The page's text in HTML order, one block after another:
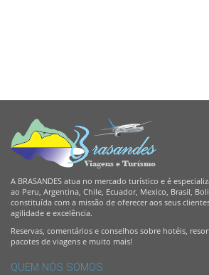
A BRASANDES atua no mercado turístico e é
ao Peru, Argentina, Chile, Ecuador, Mexico, Brasil,
constituída com a missão de oferecer aos seus
agilidade e excelência.
Reservas, comentários e conselhos sobre hotéis,
pacotes de viagens e muito mais!
QUEM NÓS SOMOS